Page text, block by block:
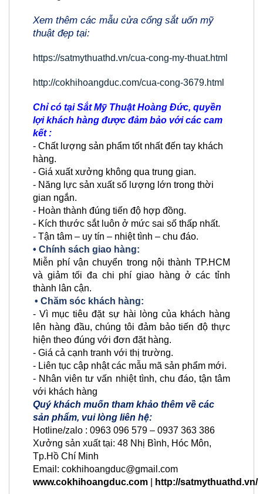
Xem thêm các mẫu cửa cổng sắt uốn mỹ
thuật đẹp tại:
https://satmythuathd.vn/cua-cong-my-thuat.html
http://cokhihoangduc.com/cua-cong-3679.html
Chỉ có tại Sắt Mỹ Thuật Hoàng Đức, quyền
lợi khách hàng được đảm bảo với các cam
kết :
- Chất lượng sản phẩm tốt nhất đến tay khách
hàng.
- Giá xuất xưởng không qua trung gian.
- Năng lực sản xuất số lượng lớn trong thời
gian ngắn.
- Hoàn thành đúng tiến độ hợp đồng.
- Kích thước sắt luôn ở mức sai số thấp nhất.
- Tận tâm – uy tín – nhiệt tình – chu đáo.
• Chính sách giao hàng:
Miễn phí vận chuyển trong nội thành TP.HCM
và giảm tối đa chi phí giao hàng ở các tỉnh
thành lân cận.
• Chăm sóc khách hàng:
- Vì mục tiêu đặt sự hài lòng của khách hàng
lên hàng đầu, chúng tôi đảm bảo tiến độ thực
hiện theo đúng với đơn đặt hàng.
- Giá cả cạnh tranh với thị trường.
- Liên tục cập nhật các mẫu mã sản phẩm mới.
- Nhân viên tư vấn nhiệt tình, chu đáo, tận tâm
với khách hàng
Quý khách muốn tham khảo thêm về các
sản phẩm, vui lòng liên hệ:
Hotline/zalo : 0963 096 579 – 0937 363 386
Xưởng sản xuất tại: 48 Nhị Bình, Hóc Môn,
Tp.Hồ Chí Minh
Email: cokhihoangduc@gmail.com
www.cokhihoangduc.com
http://satmythuathd.vn/